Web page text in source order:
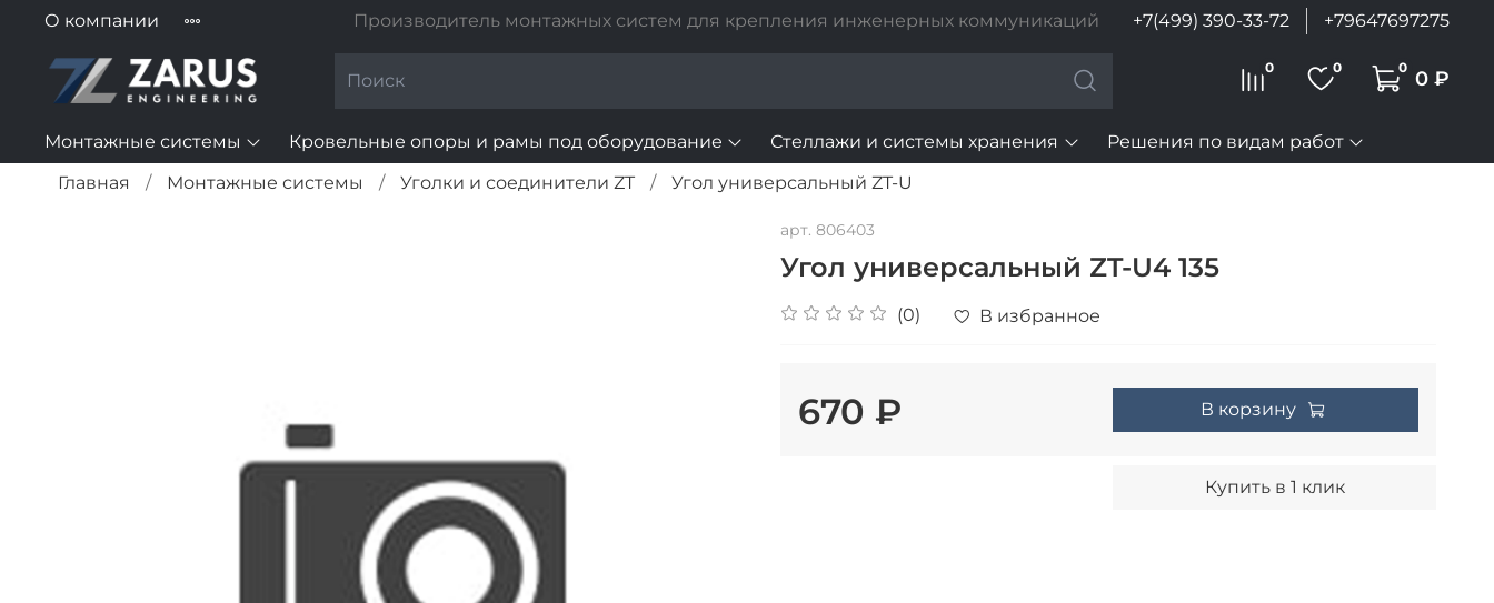
О компании Производитель монтажных систем для крепления инженерных коммуникаций +7(499) 390-33-72 +79647697275
0 0 0 0 ₽
Монтажные системы Кровельные опоры и рамы под оборудование Стеллажи и системы хранения
Решения по видам работ
Главная
Монтажные системы Уголки и соединители ZT Угол универсальный ZT-U
арт. 806403
Угол универсальный ZT-U4 135
(0) В избранное
670 ₽ В корзину
Купить в 1 клик